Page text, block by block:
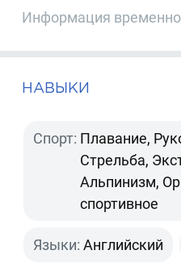
Информация временно
НАВЫКИ
Спорт: Плавание,
Стрельба,
Альпинизм,
спортивное
Языки: Английский